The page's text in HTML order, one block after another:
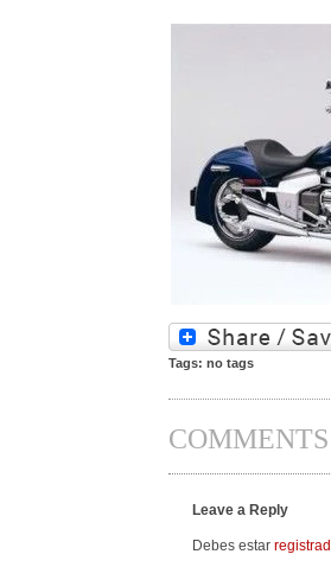
Tags: no tags
COMMENTS
Leave a Reply
Debes estar